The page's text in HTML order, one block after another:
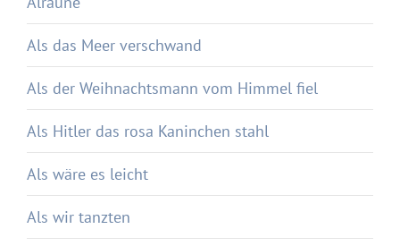
Als das Meer verschwand
Als der Weihnachtsmann vom Himmel fiel
Als Hitler das rosa Kaninchen stahl
Als wäre es leicht
Als wir tanzten